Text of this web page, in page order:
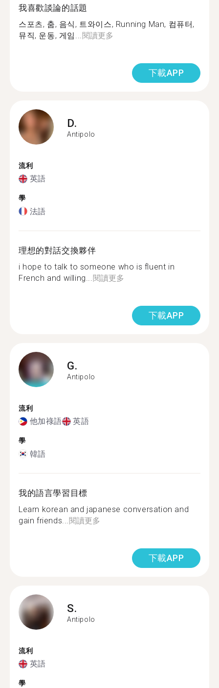
我喜歡談論的話題
스포츠, 춤, 음식, 트와이스, Running Man, 컴퓨터,
뮤직, 운동, 게임... 閱讀更多
下載APP
D.
Antipolo
流利
英語
學
法語
理想的對話交換夥伴
i hope to talk to someone who is fluent in
French and willing... 閱讀更多
下載APP
G.
Antipolo
流利
他加祿語 英語
學
韓語
我的語言學習目標
Learn korean and japanese conversation and
gain friends... 閱讀更多
下載APP
S.
Antipolo
流利
英語
學